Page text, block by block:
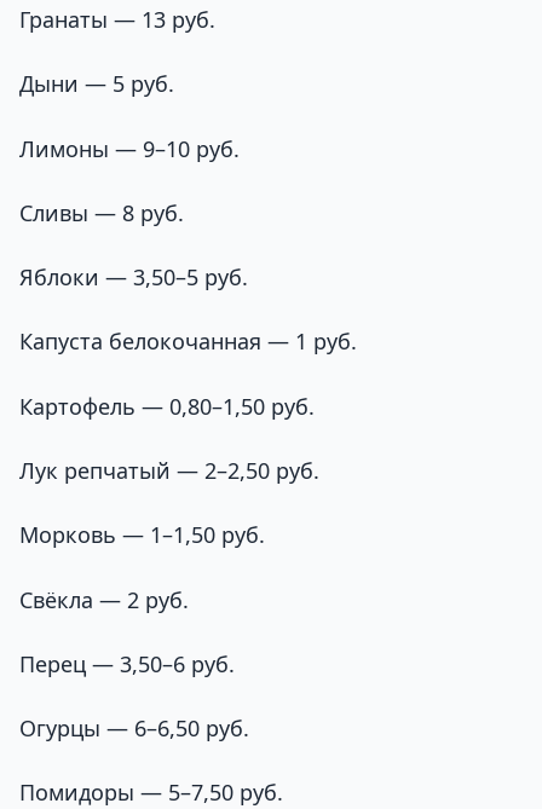
Гранаты — 13 руб.
Дыни — 5 руб.
Лимоны — 9–10 руб.
Сливы — 8 руб.
Яблоки — 3,50–5 руб.
Капуста белокочанная — 1 руб.
Картофель — 0,80–1,50 руб.
Лук репчатый — 2–2,50 руб.
Морковь — 1–1,50 руб.
Свёкла — 2 руб.
Перец — 3,50–6 руб.
Огурцы — 6–6,50 руб.
Помидоры — 5–7,50 руб.